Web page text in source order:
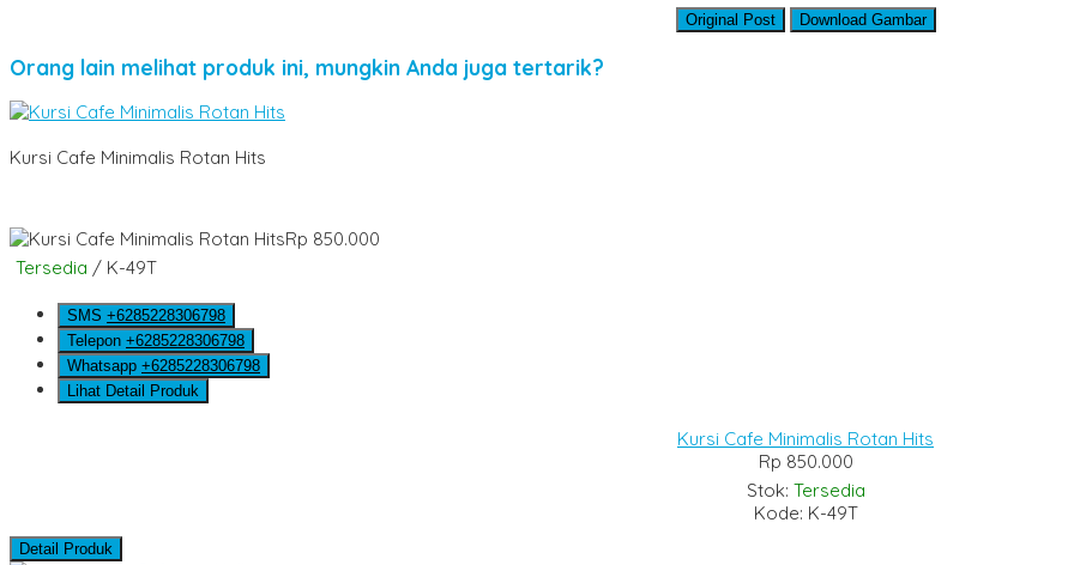
Original Post Download Gambar
Orang lain melihat produk ini, mungkin Anda juga tertarik?
Kursi Cafe Minimalis Rotan Hits
Rp 850.000
Tersedia / K-49T
SMS +6285228306798
Telepon +6285228306798
Whatsapp +6285228306798
Lihat Detail Produk
Kursi Cafe Minimalis Rotan Hits
Rp 850.000
Stok: Tersedia
Kode: K-49T
Detail Produk